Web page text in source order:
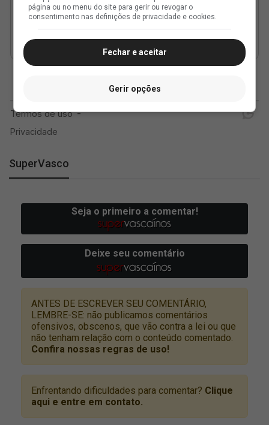
SuperVasco
página ou no menu do site para gerir ou revogar o
consentimento nas definições de privacidade e cookies.
Fechar e aceitar
Gerir opções